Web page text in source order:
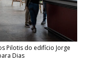
Pilotis do edifício Jorge
Dias